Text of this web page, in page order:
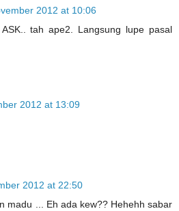
2012 at 10:06
tah ape2. Langsung lupe pasal
2012 at 13:09
2012 at 22:50
madu ... Eh ada kew?? Hehehh sabar